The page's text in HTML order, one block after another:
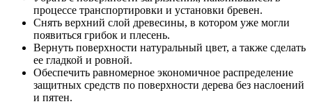
процессе транспортировки и установки бревен.
Снять верхний слой древесины, в котором уже могли
появиться грибок и плесень.
Вернуть поверхности натуральный цвет, а также сделать
ее гладкой и ровной.
Обеспечить равномерное экономичное распределение
защитных средств по поверхности дерева без наслоений
и пятен.